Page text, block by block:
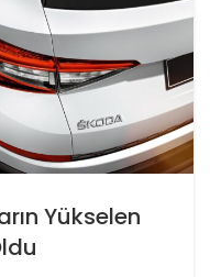
Yükselen